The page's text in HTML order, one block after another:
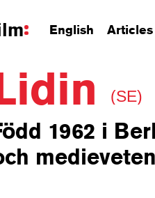
English Articles
(SE)
1962 i